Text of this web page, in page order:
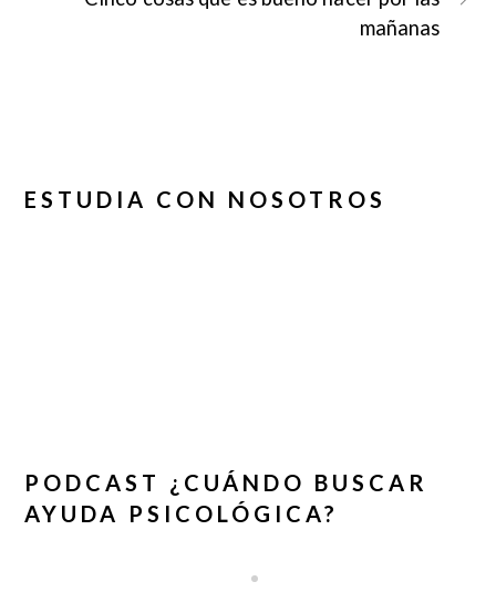
mañanas
ESTUDIA CON NOSOTROS
PODCAST ¿CUÁNDO BUSCAR
AYUDA PSICOLÓGICA?